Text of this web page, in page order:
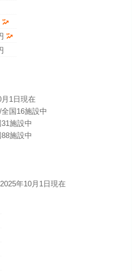
1日現在
国16施設中
施設中
施設中
年10月1日現在